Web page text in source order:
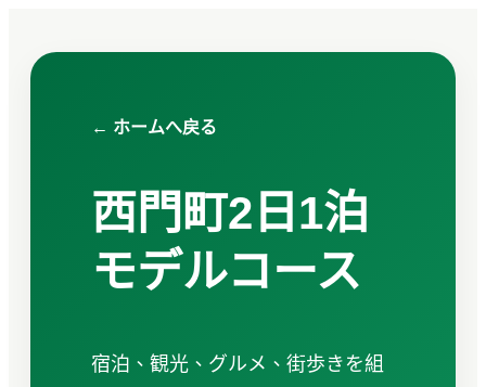
← ホームへ戻る
西門町2日1泊
モデルコース
宿泊、観光、グルメ、街歩きを組